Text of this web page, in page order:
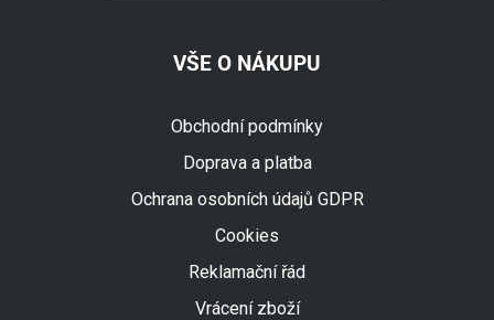
VŠE O NÁKUPU
Obchodní podmínky
Doprava a platba
Ochrana osobních údajů GDPR
Cookies
Reklamační řád
Vrácení zboží